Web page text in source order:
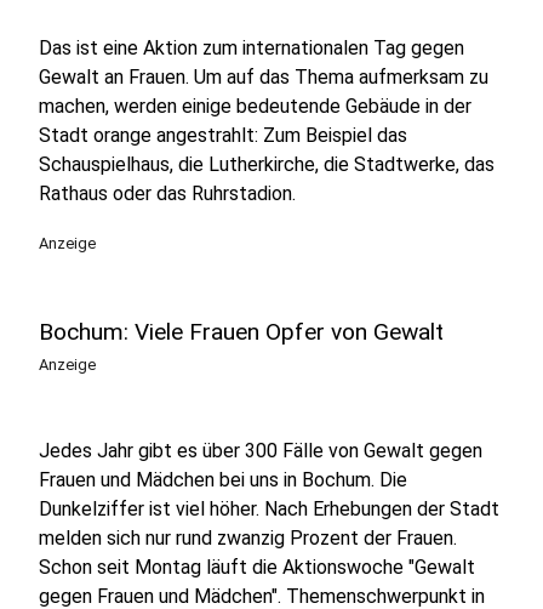
Das ist eine Aktion zum internationalen Tag gegen
Gewalt an Frauen. Um auf das Thema aufmerksam zu
machen, werden einige bedeutende Gebäude in der
Stadt orange angestrahlt: Zum Beispiel das
Schauspielhaus, die Lutherkirche, die Stadtwerke, das
Rathaus oder das Ruhrstadion.
Anzeige
Bochum: Viele Frauen Opfer von Gewalt
Anzeige
Jedes Jahr gibt es über 300 Fälle von Gewalt gegen
Frauen und Mädchen bei uns in Bochum. Die
Dunkelziffer ist viel höher. Nach Erhebungen der Stadt
melden sich nur rund zwanzig Prozent der Frauen.
Schon seit Montag läuft die Aktionswoche "Gewalt
gegen Frauen und Mädchen". Themenschwerpunkt in